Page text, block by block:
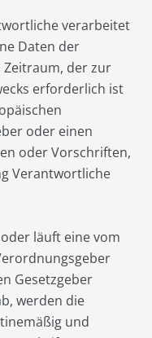
verarbeitet
Daten der
der zur
erforderlich ist
oder einen
oder Vorschriften,
Verantwortliche
läuft eine vom
Gesetzgeber
werden die
und